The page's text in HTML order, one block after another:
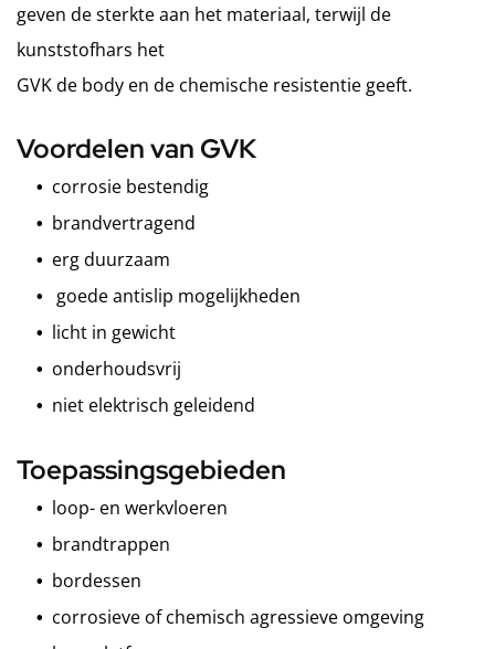
geven de sterkte aan het materiaal, terwijl de
kunststofhars het
GVK de body en de chemische resistentie geeft.
Voordelen van GVK
corrosie bestendig
brandvertragend
erg duurzaam
goede antislip mogelijkheden
licht in gewicht
onderhoudsvrij
niet elektrisch geleidend
Toepassingsgebieden
loop- en werkvloeren
brandtrappen
bordessen
corrosieve of chemisch agressieve omgeving